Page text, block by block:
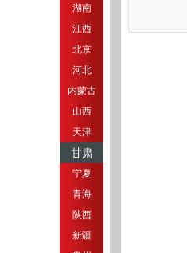
湖南
江西
北京
河北
内蒙古
山西
天津
甘肃
宁夏
青海
陕西
新疆